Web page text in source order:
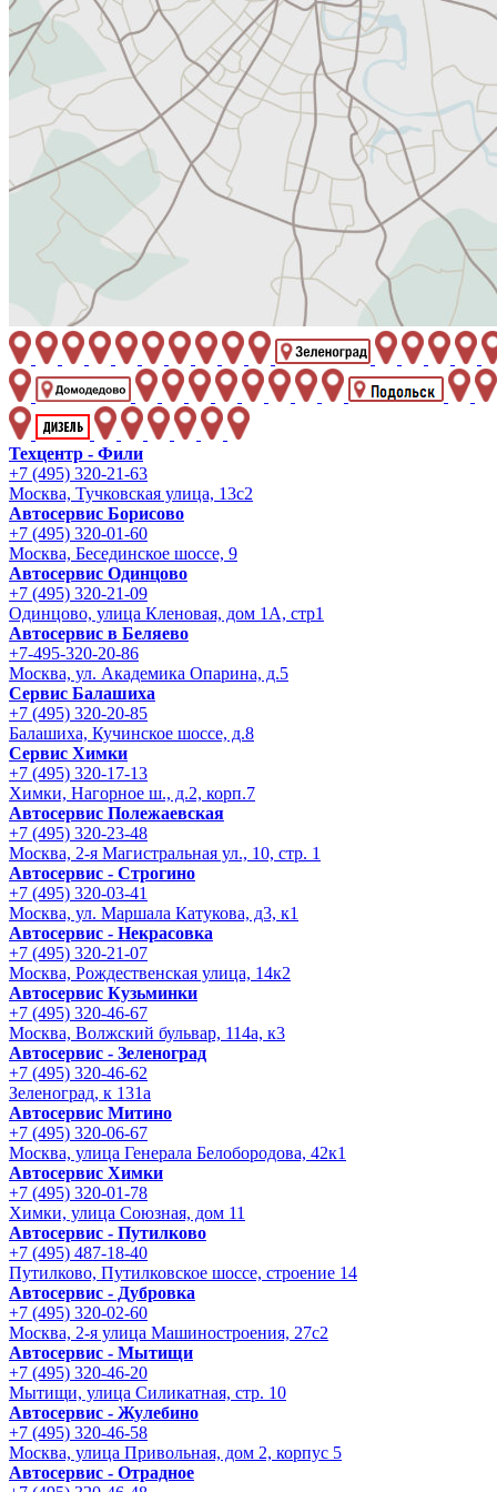
Техцентр - Фили
+7 (495) 320-21-63
Москва, Тучковская улица, 13с2
Автосервис Борисово
+7 (495) 320-01-60
Москва, Бесединское шоссе, 9
Автосервис Одинцово
+7 (495) 320-21-09
Одинцово, улица Кленовая, дом 1А, стр1
Автосервис в Беляево
+7-495-320-20-86
Москва, ул. Академика Опарина, д.5
Сервис Балашиха
+7 (495) 320-20-85
Балашиха, Кучинское шоссе, д.8
Сервис Химки
+7 (495) 320-17-13
Химки, Нагорное ш., д.2, корп.7
Автосервис Полежаевская
+7 (495) 320-23-48
Москва, 2-я Магистральная ул., 10, стр. 1
Автосервис - Строгино
+7 (495) 320-03-41
Москва, ул. Маршала Катукова, д3, к1
Автосервис - Некрасовка
+7 (495) 320-21-07
Москва, Рождественская улица, 14к2
Автосервис Кузьминки
+7 (495) 320-46-67
Москва, Волжский бульвар, 114а, к3
Автосервис - Зеленоград
+7 (495) 320-46-62
Зеленоград, к 131а
Автосервис Митино
+7 (495) 320-06-67
Москва, улица Генерала Белобородова, 42к1
Автосервис Химки
+7 (495) 320-01-78
Химки, улица Союзная, дом 11
Автосервис - Путилково
+7 (495) 487-18-40
Путилково, Путилковское шоссе, строение 14
Автосервис - Дубровка
+7 (495) 320-02-60
Москва, 2-я улица Машиностроения, 27с2
Автосервис - Мытищи
+7 (495) 320-46-20
Мытищи, улица Силикатная, стр. 10
Автосервис - Жулебино
+7 (495) 320-46-58
Москва, улица Привольная, дом 2, корпус 5
Автосервис - Отрадное